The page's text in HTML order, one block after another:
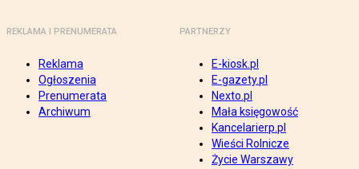
REKLAMA I PRENUMERATA
Reklama
Ogłoszenia
Prenumerata
Archiwum
PARTNERZY
E-kiosk.pl
E-gazety.pl
Nexto.pl
Mała księgowość
Kancelarierp.pl
Wieści Rolnicze
Życie Warszawy